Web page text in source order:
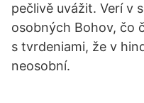
pečlivě uvážit. Verí v
osobných Bohov, čo
s tvrdeniami, že v
neosobní.